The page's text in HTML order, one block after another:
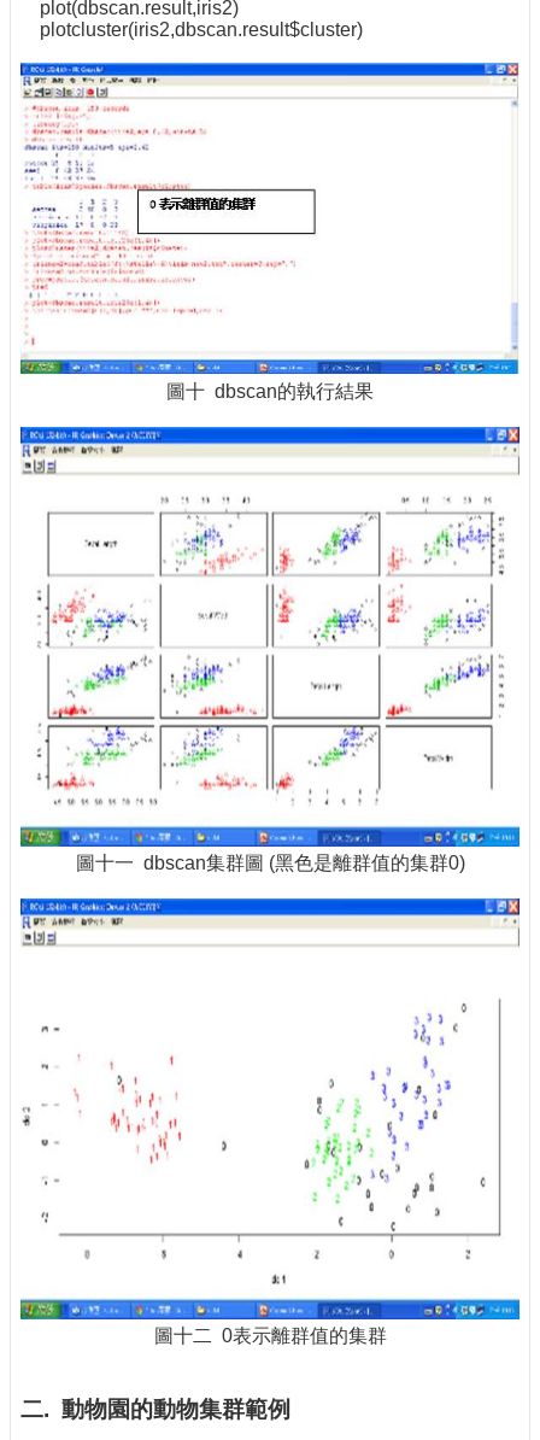
plot(dbscan.result,iris2)
plotcluster(iris2,dbscan.result$cluster)
圖十 dbscan的執行結果
圖十一 dbscan集群圖 (黑色是離群值的集群0)
圖十二 0表示離群值的集群
二. 動物園的動物集群範例